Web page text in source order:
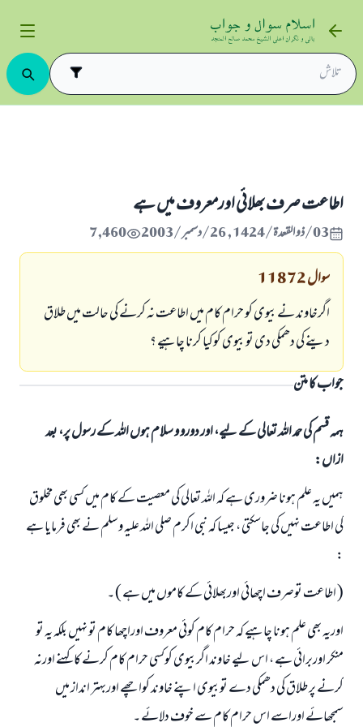
اطاعت صرف بھلائي اورمعروف میں ہے
03/ذو القعدة/1424 , 26/دسمبر/2003 7,460
سوال11872
اگرخاوند نے بیوی کو حرام کام میں اطاعت نہ کرنے کی حالت میں طلاق
دینے کی دھمکی دی تو بیوی کوکیا کرنا چاہیے ؟
جواب کا متن
ہمہ قسم کی حمد اللہ تعالی کے لیے، اور دورو و سلام ہوں اللہ کے رسول پر، بعد
ازاں:
ہمیں یہ علم ہونا ضروری ہے کہ اللہ تعالی کی معصیت کے کام میں کسی بھی مخلوق
کی اطاعت نہیں کی جاسکتی ، جیسا کہ نبی اکرم صلی اللہ علیہ وسلم نے بھی فرمایا ہے
:
( اطاعت توصرف اچھائي اوربھلائی کے کاموں میں ہے ) ۔
اوریہ بھی علم ہونا چاہیے کہ حرام کام کوئي معروف اوراچھا کام تو نہيں بلکہ یہ تو
منکر اوربرائي ہے ، اس لیے خاوند اگربیوی کوکسی حرام کام کرنے کا کہنے اورنہ
کرنے پر طلاق کی دھمکی دے توبیوی اپنے خاوند کواچھے اوربہتر انداز میں
سمجھائے اوراسے اس حرام کام سے خوف دلائے ۔